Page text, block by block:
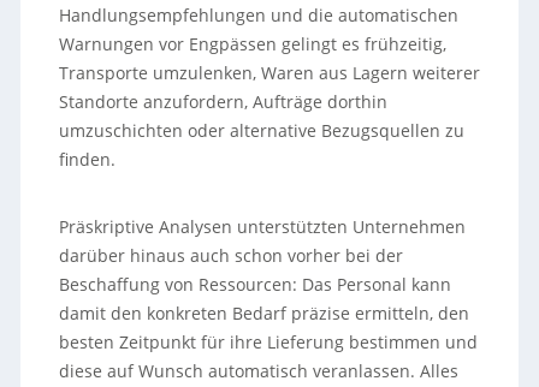
Handlungsempfehlungen und die automatischen
Warnungen vor Engpässen gelingt es frühzeitig,
Transporte umzulenken, Waren aus Lagern weiterer
Standorte anzufordern, Aufträge dorthin
umzuschichten oder alternative Bezugsquellen zu
finden.
Präskriptive Analysen unterstützten Unternehmen
darüber hinaus auch schon vorher bei der
Beschaffung von Ressourcen: Das Personal kann
damit den konkreten Bedarf präzise ermitteln, den
besten Zeitpunkt für ihre Lieferung bestimmen und
diese auf Wunsch automatisch veranlassen. Alles